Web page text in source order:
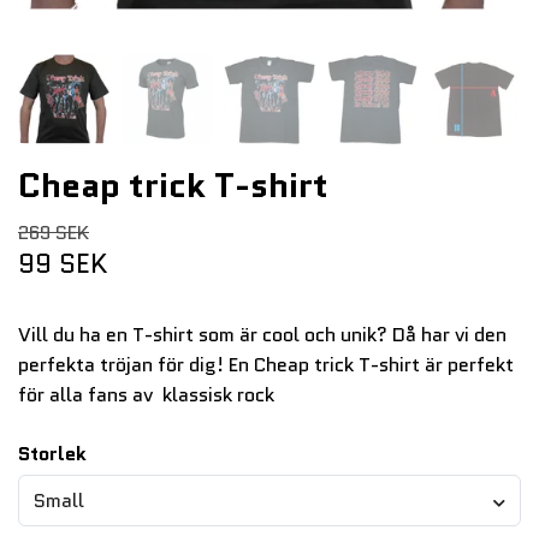
Cheap trick T-shirt
269 SEK
99 SEK
Vill du ha en T-shirt som är cool och unik? Då har vi den
perfekta tröjan för dig! En Cheap trick T-shirt är perfekt
för alla fans av klassisk rock
Storlek
Small